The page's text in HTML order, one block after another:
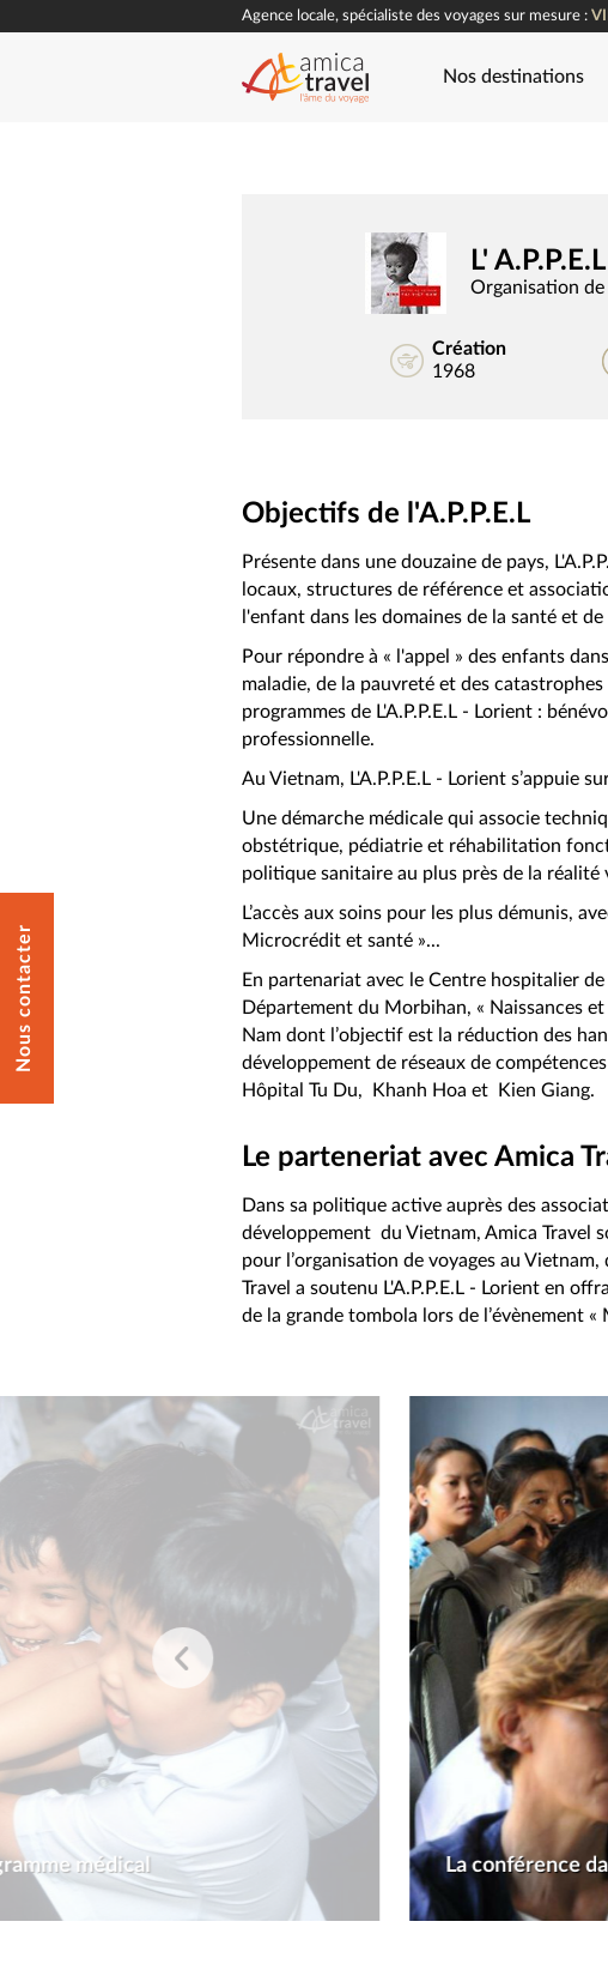
Nous contacter
Agence locale, spécialiste des voyages sur mesure :
Nos destinations
L'
Organisation
Création
1968
Objectifs de l'A.P.P.E.L
Présente dans une douzaine de pays,
locaux, structures de référence et
l'enfant dans les domaines de la santé et
Pour répondre à « l'appel » des enfants
maladie, de la pauvreté et des
programmes de L'A.P.P.E.L - Lorient :
professionnelle.
Au Vietnam, L'A.P.P.E.L - Lorient s’appuie
Une démarche médicale qui associe
obstétrique, pédiatrie et réhabilitation
politique sanitaire au plus près de la réalité
L’accès aux soins pour les plus démunis,
Microcrédit et santé »...
En partenariat avec le Centre hospitalier
Département du Morbihan, « Naissances
Nam dont l’objectif est la réduction des
développement de réseaux de
Hôpital Tu Du, Khanh Hoa et Kien Giang.
Le parteneriat avec Amica
Dans sa politique active auprès des
développement du Vietnam, Amica Travel
pour l’organisation de voyages au
Travel a soutenu L'A.P.P.E.L - Lorient en
de la grande tombola lors de l’évènement
médical La conférence